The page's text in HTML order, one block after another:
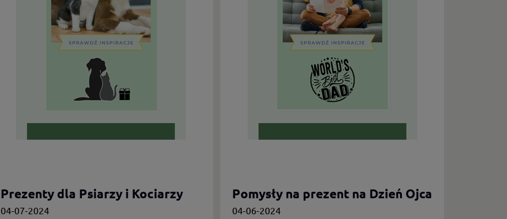
Prezenty dla Psiarzy i Kociarzy
04-07-2024
Pomysły na prezent na Dzień Ojca
04-06-2024